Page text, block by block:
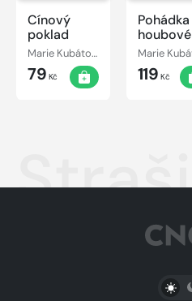
Cínový
poklad
Marie Kubátová
79 Kč
Pohádka
skřítka
119 Kč